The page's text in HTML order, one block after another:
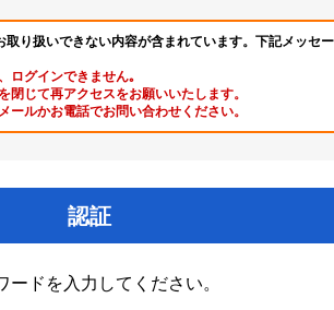
り扱いできない内容が含まれています。下記メッセ
ログインできません｡
閉じて再アクセスをお願いいたします。
ールかお電話でお問い合わせください。
認証
ードを入力してください。